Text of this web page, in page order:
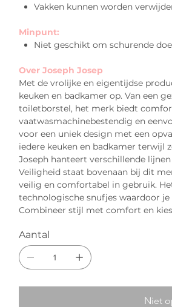
Vakken kunnen worden
Minpunt:
Niet geschikt om schurende
Over Joseph Josep
Met de vrolijke en eigentijdse
keuken en badkamer op. Van een
toiletborstel, het merk biedt
vaatwasmachinebestendig en
voor een uniek design met een
iedere keuken en badkamer terwijl
Joseph hanteert verschillende
Veiligheid staat bovenaan bij dit
veilig en comfortabel in gebruik.
technologische snufjes waardoor
Combineer stijl met comfort en
Aantal
Niet